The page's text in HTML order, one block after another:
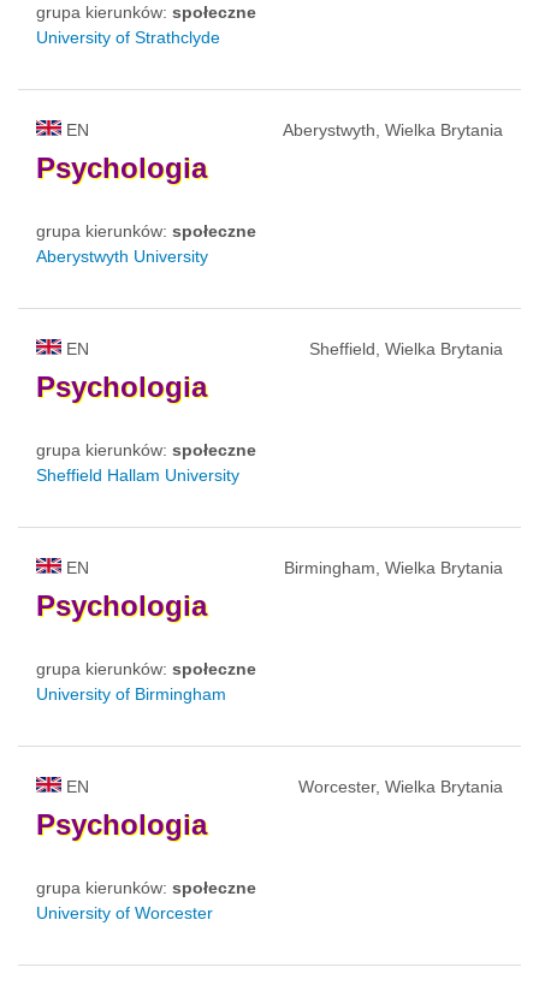
grupa kierunków: społeczne
University of Strathclyde
EN Aberystwyth, Wielka Brytania
Psychologia
grupa kierunków: społeczne
Aberystwyth University
EN Sheffield, Wielka Brytania
Psychologia
grupa kierunków: społeczne
Sheffield Hallam University
EN Birmingham, Wielka Brytania
Psychologia
grupa kierunków: społeczne
University of Birmingham
EN Worcester, Wielka Brytania
Psychologia
grupa kierunków: społeczne
University of Worcester